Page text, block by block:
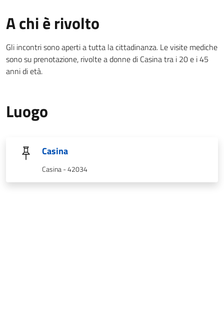
A chi è rivolto
Gli incontri sono aperti a tutta la cittadinanza. Le visite mediche
sono su prenotazione, rivolte a donne di Casina tra i 20 e i 45
anni di età.
Luogo
Casina
Casina - 42034